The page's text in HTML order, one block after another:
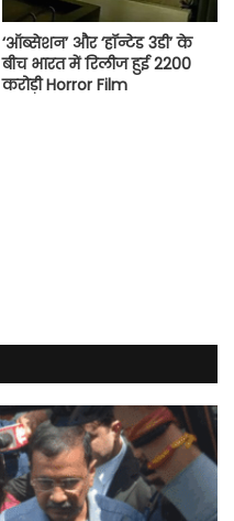
‘ऑब्सेशन’ और ‘हॉन्टेड 3डी’ के
बीच भारत में रिलीज हुई 2200
करोड़ी Horror Film